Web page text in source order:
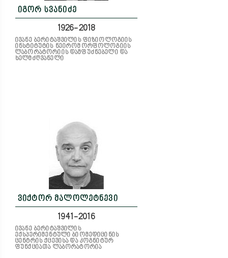
იგორ სვანიძე
1926-2018
ივანე ბერიტაშვილის ფიზიოლოგიის
ინსტიტუტის ნეირომორფოლოგიის
ლაბორატორიის დამფუძნებელი და
ხელმძღვანელი
ვიქტორ მალოლეტნევი
1941-2016
ივანე ბერიტაშვილის
ექსპერიმენტული ბიომედიცინის
ცენტრის ქცევისა და კოგნიტურ
ფუნქციათა ლაბორატორია